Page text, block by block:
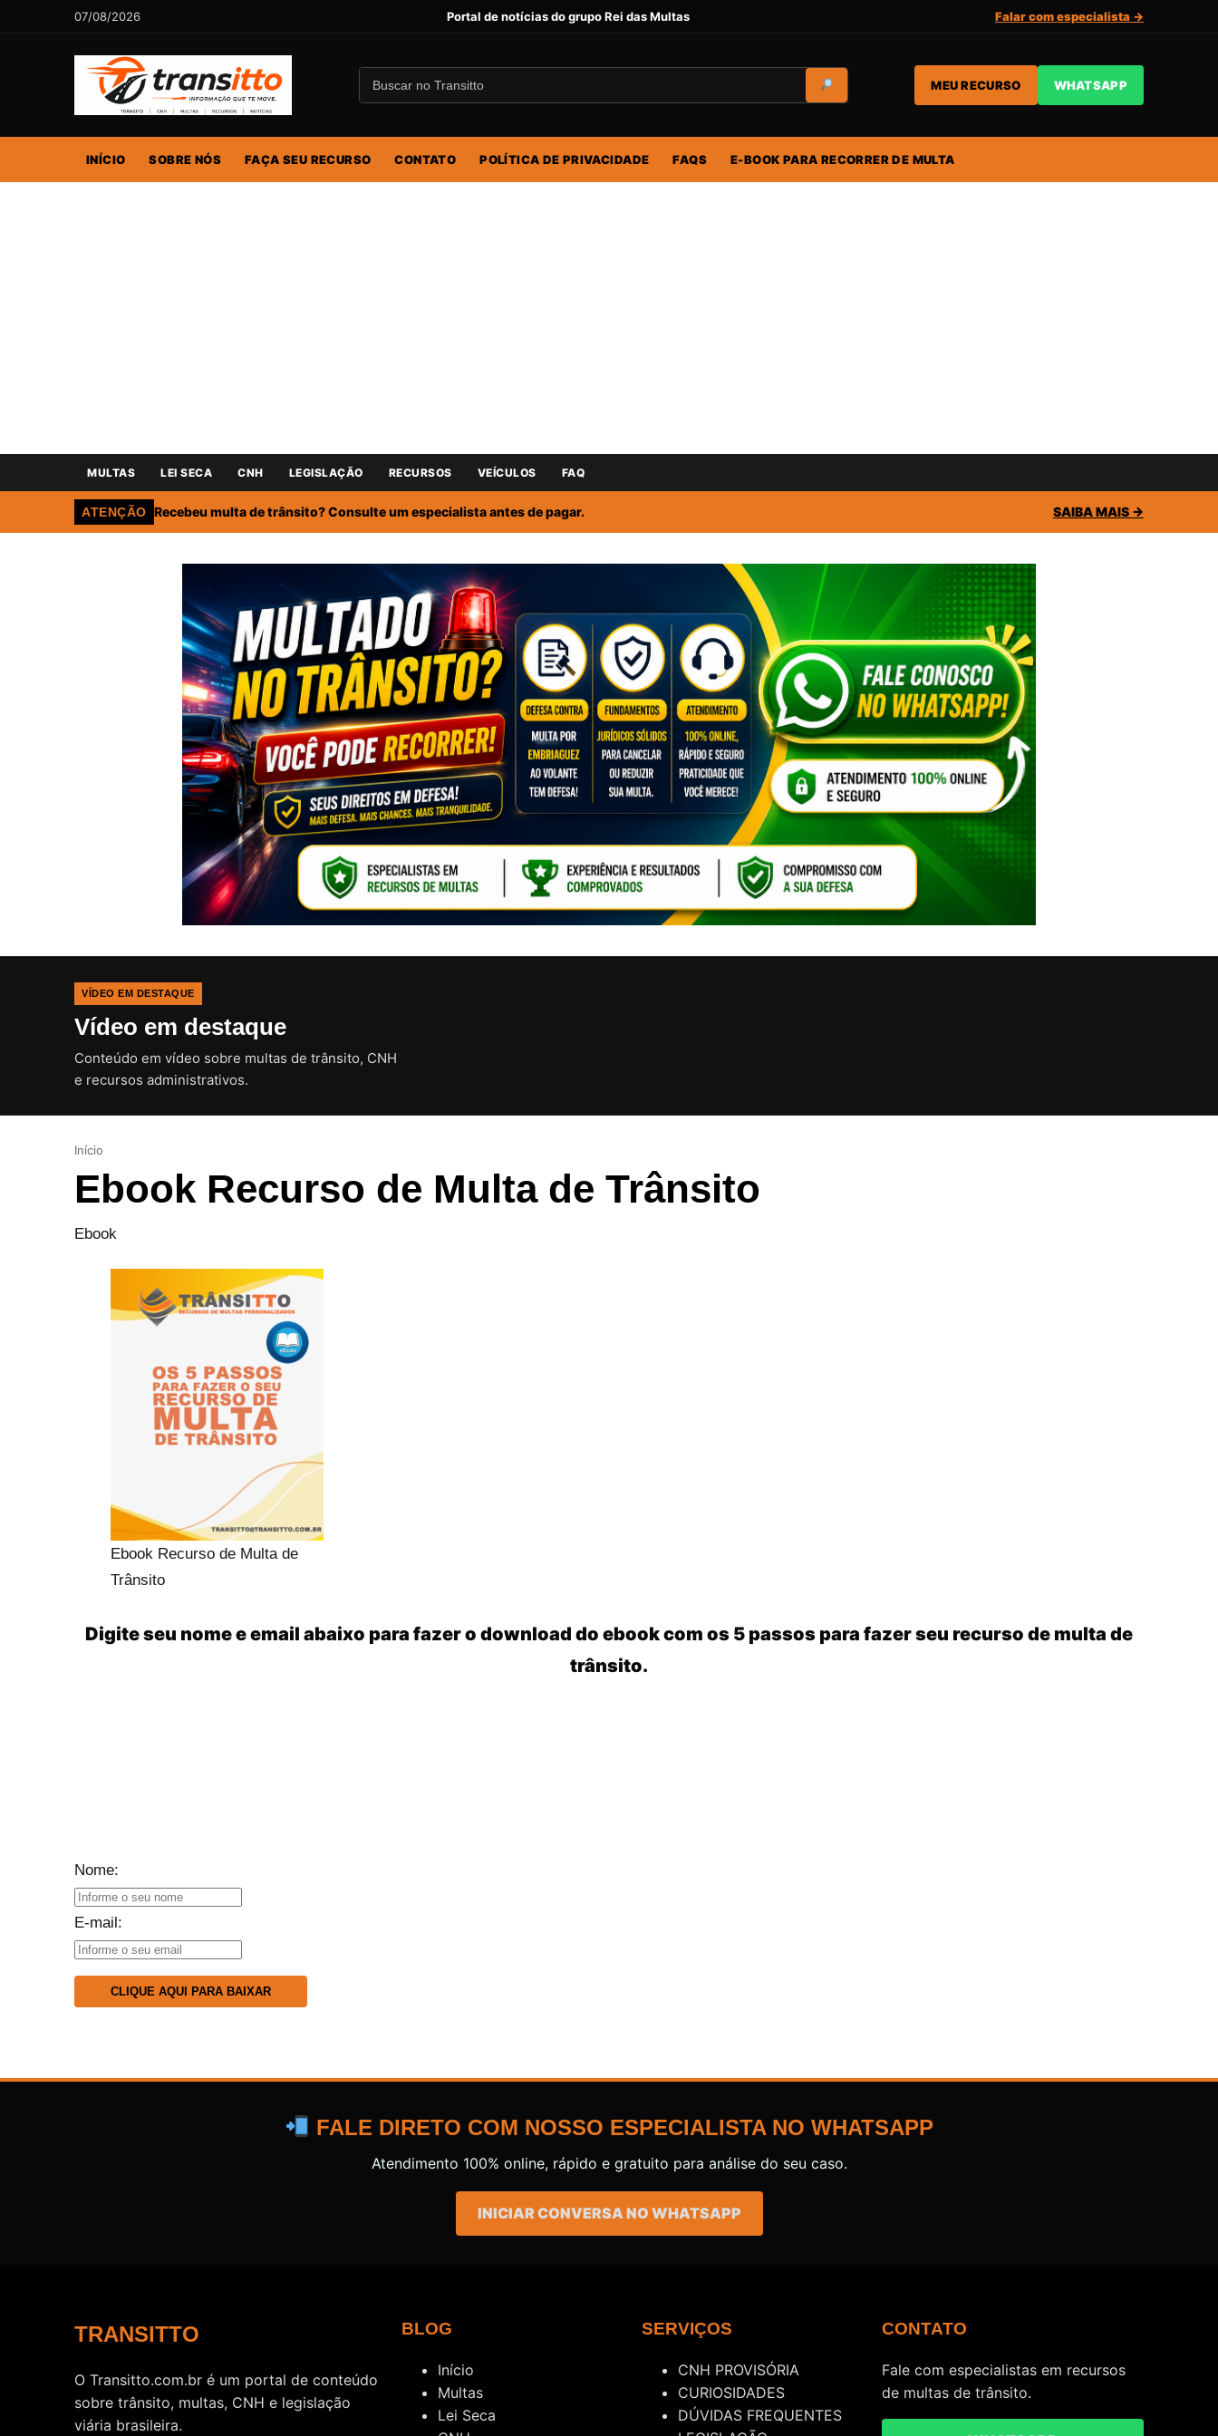
07/08/2026 Portal de notícias do grupo Rei das Multas Falar com especialista →
MEU RECURSO WHATSAPP
INÍCIO SOBRE NÓS FAÇA SEU RECURSO CONTATO POLÍTICA DE PRIVACIDADE FAQS E-BOOK PARA RECORRER DE MULTA
MULTAS LEI SECA CNH LEGISLAÇÃO RECURSOS VEÍCULOS FAQ
ATENÇÃO Recebeu multa de trânsito? Consulte um especialista antes de pagar. SAIBA MAIS →
VÍDEO EM DESTAQUE
Vídeo em destaque
Conteúdo em vídeo sobre multas de trânsito, CNH
e recursos administrativos.
Início
Ebook Recurso de Multa de Trânsito
Ebook
Ebook Recurso de Multa de
Trânsito
Digite seu nome e email abaixo para fazer o download do ebook com os 5 passos para fazer seu recurso de multa de
trânsito.
Nome:
E-mail:
CLIQUE AQUI PARA BAIXAR
FALE DIRETO COM NOSSO ESPECIALISTA NO WHATSAPP
Atendimento 100% online, rápido e gratuito para análise do seu caso.
INICIAR CONVERSA NO WHATSAPP
TRANSITTO
O Transitto.com.br é um portal de conteúdo
sobre trânsito, multas, CNH e legislação
viária brasileira.
BLOG
Início
Multas
Lei Seca
SERVIÇOS
CNH PROVISÓRIA
CURIOSIDADES
DÚVIDAS FREQUENTES
CONTATO
Fale com especialistas em recursos
de multas de trânsito.